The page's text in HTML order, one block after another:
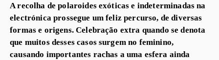
A recolha de polar​o​ides exóticas e indeterminadas na
electrónica prossegue um feliz percurso, de diversas
formas e origens. Celebração extra quando se denota
que muitos desses casos surgem no feminino,
causando importantes rachas a uma esfera ainda